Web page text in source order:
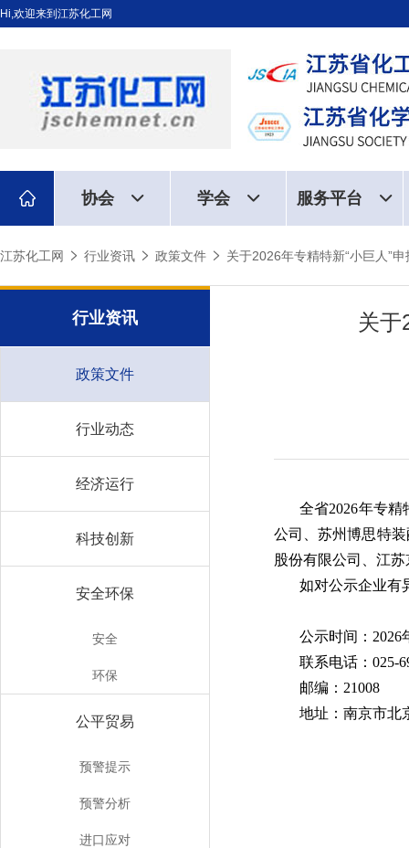
Hi,欢迎来到江苏化工网
协会 学会 服务平台
江苏化工网 行业资讯 政策文件 关于2026年专精特新“小巨人”
行业资讯
政策文件
行业动态
经济运行
科技创新
安全环保
安全
环保
公平贸易
预警提示
预警分析
进口应对
关于
全省2026年专
公司、苏州博思特
股份有限公司、江
如对公示企业有
公示时间：2026
联系电话：025-
邮编：21008
地址：南京市北